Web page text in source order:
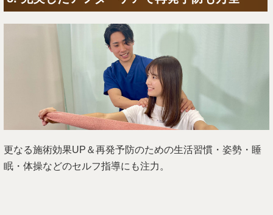
更なる施術効果UP＆再発予防のための生活習慣・姿勢・睡
眠・体操などのセルフ指導にも注力。